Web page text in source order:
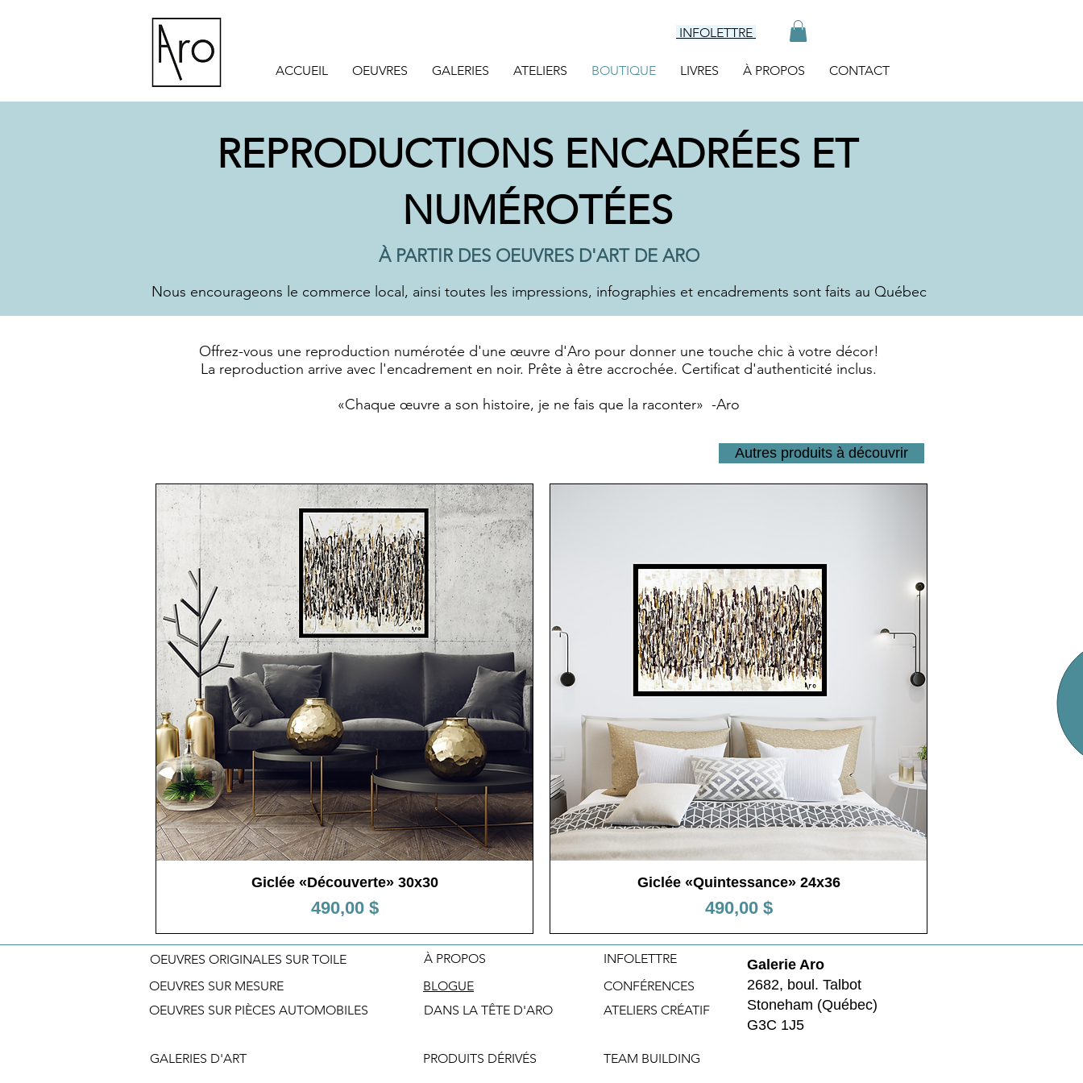
INFOLETTRE
ACCUEIL OEUVRES GALERIES ATELIERS BOUTIQUE LIVRES À PROPOS CONTACT
REPRODUCTIONS ENCADRÉES ET
NUMÉROTÉES
À PARTIR DES OEUVRES D'ART DE ARO
Nous encourageons le commerce local, ainsi toutes les impressions, infographies et encadrements sont faits au Québec
Offrez-vous une reproduction numérotée d'une œuvre d'Aro pour donner une touche chic à votre décor!
La reproduction arrive avec l'encadrement en noir. Prête à être accrochée. Certificat d'authenticité inclus.
«Chaque œuvre a son histoire, je ne fais que la raconter» -Aro
Autres produits à découvrir
Aperçu rapide
Giclée «Découverte» 30x30
Prix
490,00 $
Aperçu rapide
Giclée «Quintessance» 24x36
Prix
490,00 $
OEUVRES ORIGINALES SUR TOILE
OEUVRES SUR MESURE
OEUVRES SUR PIÈCES AUTOMOBILES
GALERIES D'ART
À PROPOS
BLOGUE
DANS LA TÊTE D'ARO
PRODUITS DÉRIVÉS
INFOLETTRE
CONFÉRENCES
ATELIERS CRÉATIF
Galerie Aro
2682, boul. Talbot
Stoneham (Québec)
G3C 1J5
TEAM BUILDING